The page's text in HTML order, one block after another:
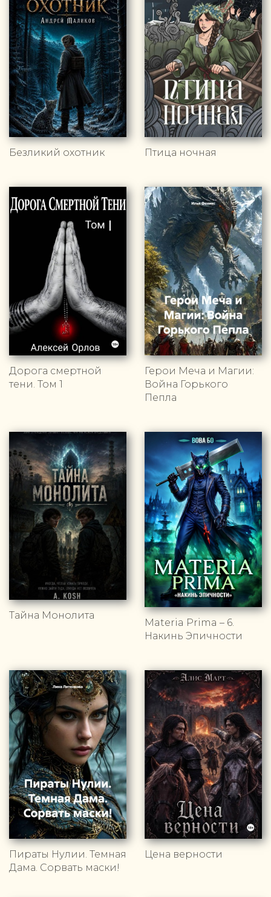
Безликий охотник Птица ночная
Дорога смертной
тени. Том 1
Герои Меча и Магии:
Война Горького
Пепла
Тайна Монолита
Materia Prima – 6.
Накинь Эпичности
Пираты Нулии. Темная
Дама. Сорвать маски!
Цена верности